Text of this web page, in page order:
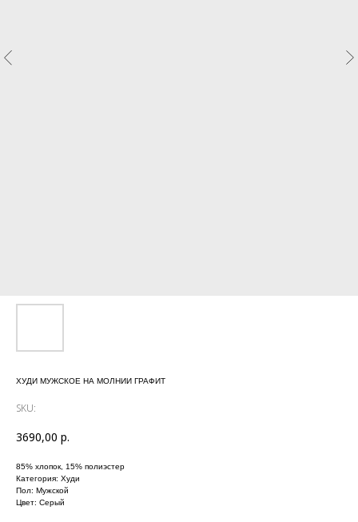
ХУДИ МУЖСКОЕ НА МОЛНИИ ГРАФИТ
SKU:
3690,00 р.
85% хлопок, 15% полиэстер
Категория: Худи
Пол: Мужской
Цвет: Серый